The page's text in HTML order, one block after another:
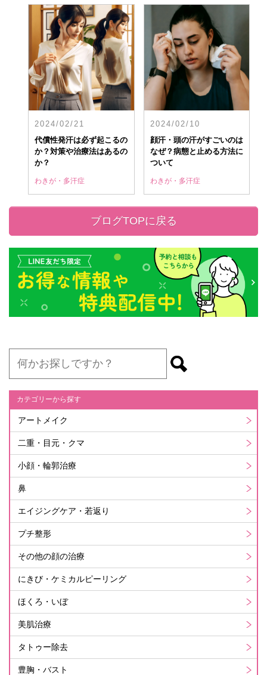
2024/02/21
代償性発汗は必ず起こるの
か？対策や治療法はあるの
か？
わきが・多汗症
2024/02/10
顔汗・頭の汗がすごいのは
なぜ？病態と止める方法に
ついて
わきが・多汗症
ブログTOPに戻る
カテゴリーから探す
アートメイク
二重・目元・クマ
小顔・輪郭治療
鼻
エイジングケア・若返り
プチ整形
その他の顔の治療
にきび・ケミカルピーリング
ほくろ・いぼ
美肌治療
タトゥー除去
豊胸・バスト